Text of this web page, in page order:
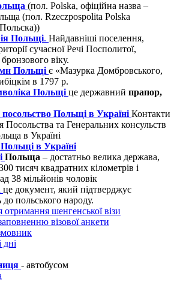
(пол. Polska, офіційна назва –
(пол. Rzeczpospolita Polska
Польщі. Найдавніші поселення,
сучасної Речі Посполитої,
віку.
Польщі є «Мазурка Домбровського,
в 1797 р.
Польщі це державний прапор,
посольство Польщі в Україні Контакти
Посольства та Генеральних консульств
в Україні
Польщі в Україні
Польща – достатньо велика держава,
тисяч квадратних кілометрів і
38 мільйонів чоловік
це документ, який підтверджує
польського народу.
шенгенської візи
візової анкети
дні
- автобусом